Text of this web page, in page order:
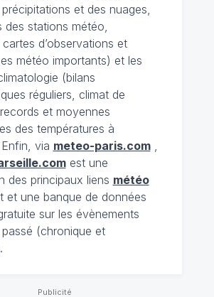
et des nuages,
des stations météo,
d’observations et
météo importants) et les
(bilans
réguliers, climat de
et moyennes
des températures à
via meteo-paris.com,
est une
des principaux liens météo
et une banque de données
sur les évènements
(chronique et